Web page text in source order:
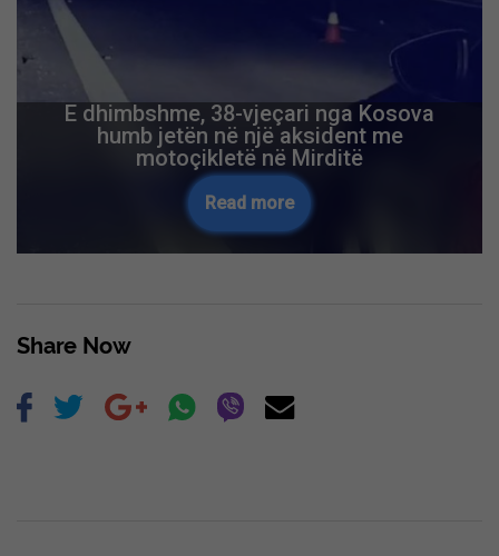
Zbulohet një rafineri kokaine e fshehur
mes bimësisë në Itali, mes të arrestuarve
edhe një shqiptar
Read more
Share Now